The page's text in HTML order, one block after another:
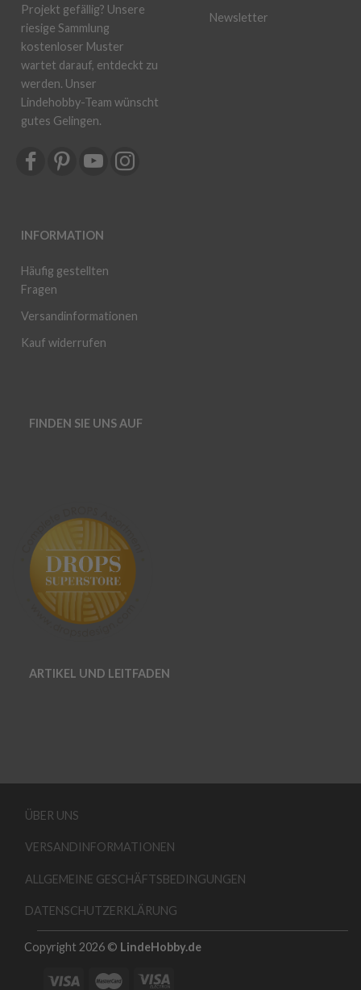
Projekt gefällig? Unsere
riesige Sammlung
kostenloser Muster
wartet darauf, entdeckt zu
werden. Unser
Lindehobby-Team wünscht
gutes Gelingen.
INFORMATION
Häufig gestellten
Fragen
Versandinformationen
Kauf widerrufen
Newsletter
FINDEN SIE UNS AUF
ARTIKEL UND LEITFADEN
ÜBER UNS
VERSANDINFORMATIONEN
ALLGEMEINE GESCHÄFTSBEDINGUNGEN
DATENSCHUTZERKLÄRUNG
Copyright 2026 © LindeHobby.de